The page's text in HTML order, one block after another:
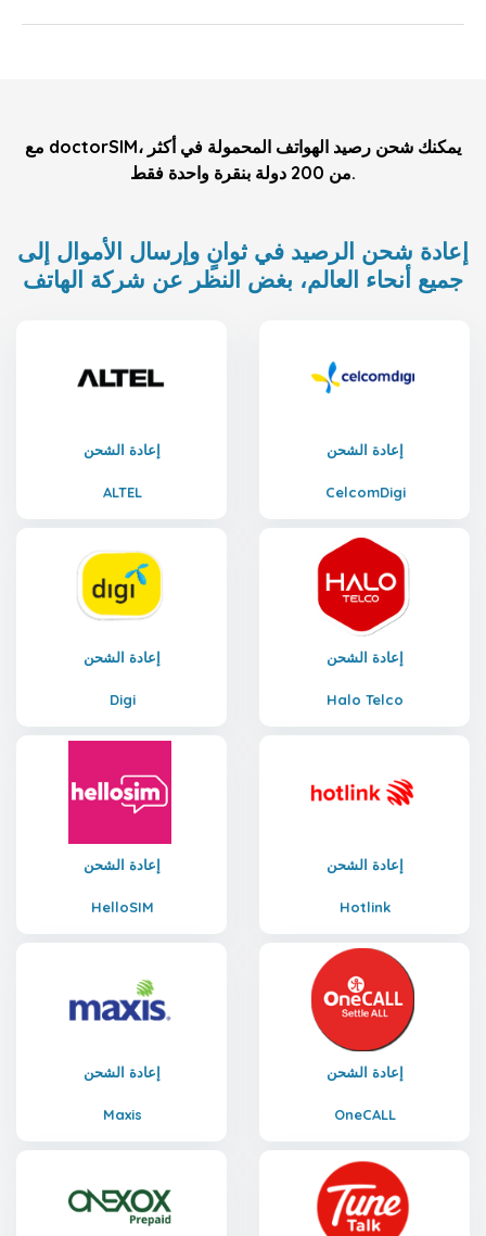
مع doctorSIM، يمكنك شحن رصيد الهواتف المحمولة في أكثر
من 200 دولة بنقرة واحدة فقط.
إعادة شحن الرصيد في ثوانٍ وإرسال الأموال إلى
جميع أنحاء العالم، بغض النظر عن شركة الهاتف
إعادة الشحن
ALTEL
إعادة الشحن
CelcomDigi
إعادة الشحن
Digi
إعادة الشحن
Halo Telco
إعادة الشحن
HelloSIM
إعادة الشحن
Hotlink
إعادة الشحن
Maxis
إعادة الشحن
OneCALL